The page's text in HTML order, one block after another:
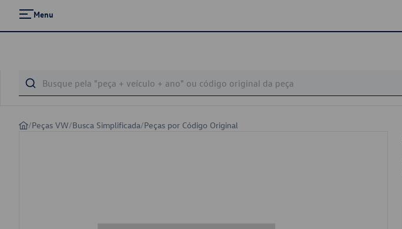
Menu
/Peças VW/Busca Simplificada/Peças por Código Original